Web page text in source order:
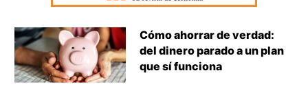
Cómo ahorrar de verdad:
del dinero parado a un plan
que sí funciona